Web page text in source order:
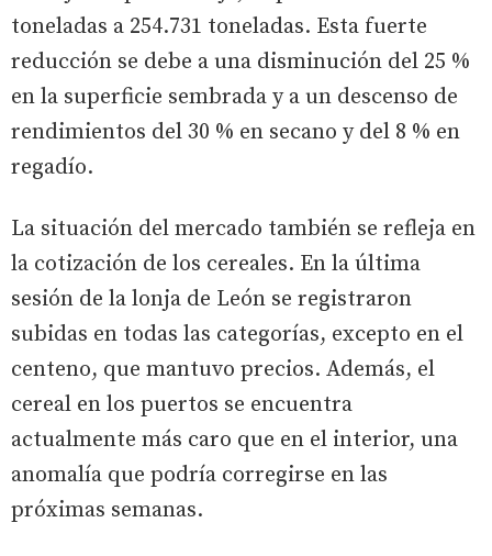
toneladas a 254.731 toneladas. Esta fuerte
reducción se debe a una disminución del 25 %
en la superficie sembrada y a un descenso de
rendimientos del 30 % en secano y del 8 % en
regadío.
La situación del mercado también se refleja en
la cotización de los cereales. En la última
sesión de la lonja de León se registraron
subidas en todas las categorías, excepto en el
centeno, que mantuvo precios. Además, el
cereal en los puertos se encuentra
actualmente más caro que en el interior, una
anomalía que podría corregirse en las
próximas semanas.